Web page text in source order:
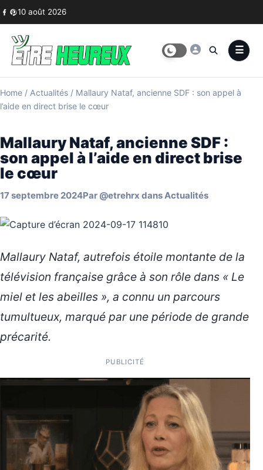
Skip to content
10 août 2026
Home / Actualités / Mallaury Nataf, ancienne SDF : son appel à
l’aide en direct brise le cœur
Mallaury Nataf, ancienne SDF :
son appel à l’aide en direct brise
le cœur
17 septembre 2024Par @etrehrx dansActualités
Mallaury Nataf, autrefois étoile montante de la
télévision française grâce à son rôle dans « Le
miel et les abeilles », a connu un parcours
tumultueux, marqué par une période de grande
précarité.
PUBLICITÉ